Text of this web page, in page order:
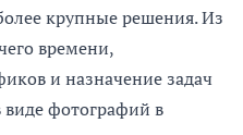
крупные решения. Из
времени,
и назначение задач
фотографий в